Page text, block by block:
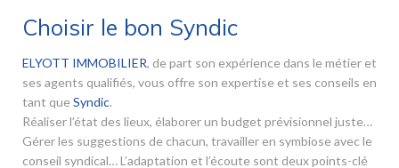
Choisir le bon Syndic
ELYOTT IMMOBILIER, de part son expérience dans le métier et
ses agents qualifiés, vous offre son expertise et ses conseils en
tant que Syndic.
Réaliser l’état des lieux, élaborer un budget prévisionnel juste…
Gérer les suggestions de chacun, travailler en symbiose avec le
conseil syndical… L’adaptation et l’écoute sont deux points-clé